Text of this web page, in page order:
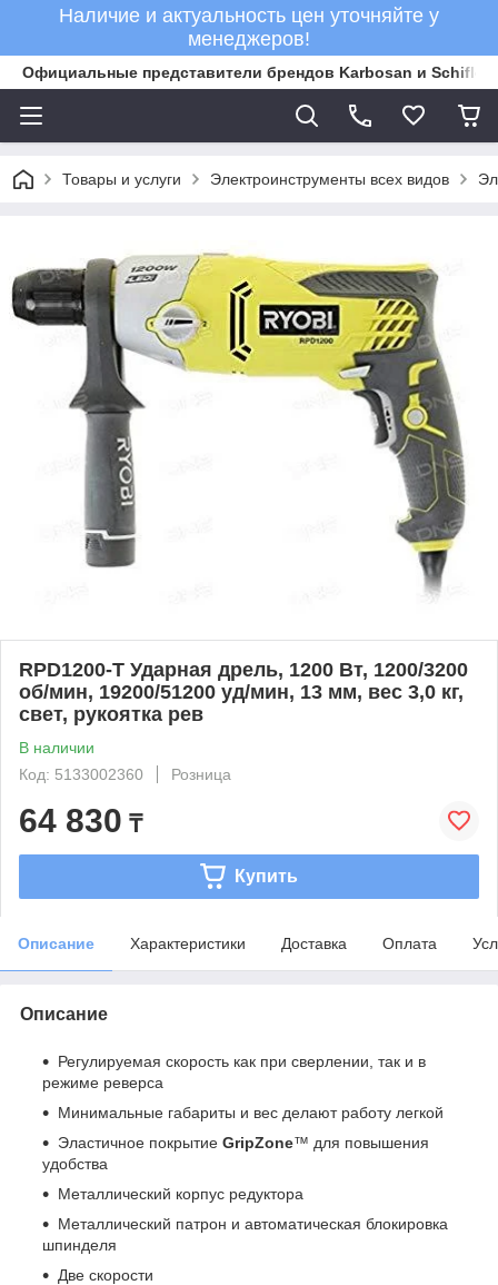
Наличие и актуальность цен уточняйте у
менеджеров!
Официальные представители брендов Karbosan и Schifler
Товары и услуги Электроинструменты всех видов
RPD1200-T Ударная дрель, 1200 Вт, 1200/3200
об/мин, 19200/51200 уд/мин, 13 мм, вес 3,0 кг,
свет, рукоятка рев
В наличии
Код: 5133002360
Розница
64 830 ₸
Купить
Описание Характеристики Доставка Оплата
Описание
Регулируемая скорость как при сверлении, так и в
режиме реверса
Минимальные габариты и вес делают работу легкой
Эластичное покрытие GripZone™ для повышения
удобства
Металлический корпус редуктора
Металлический патрон и автоматическая блокировка
шпинделя
Две скорости